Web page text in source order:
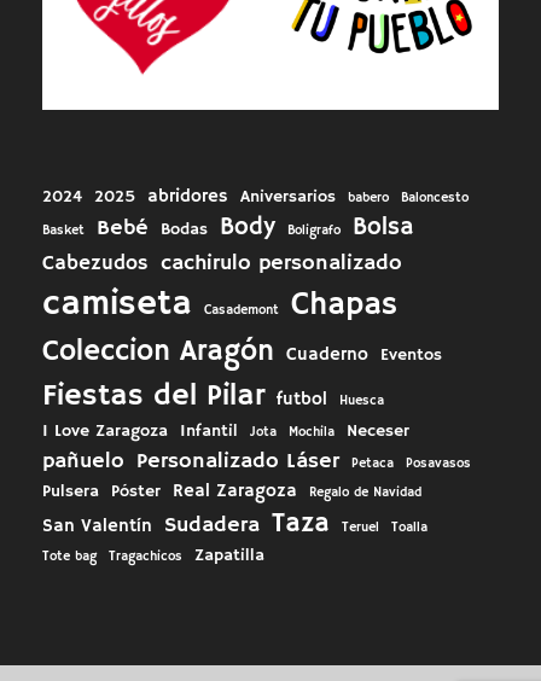
2024 2025 abridores Aniversarios babero
Baloncesto
Basket
Bebé Bodas Body Boligrafo Bolsa
Cabezudos cachirulo personalizado
camiseta Casademont Chapas
Coleccion Aragón Cuaderno Eventos
Fiestas del Pilar futbol Huesca
I Love Zaragoza Infantil Jota Mochila Neceser
pañuelo Personalizado Láser Petaca Posavasos
Pulsera Póster Real Zaragoza Regalo de Navidad
San Valentín Sudadera Taza Teruel
Toalla
Tote bag
Tragachicos Zapatilla